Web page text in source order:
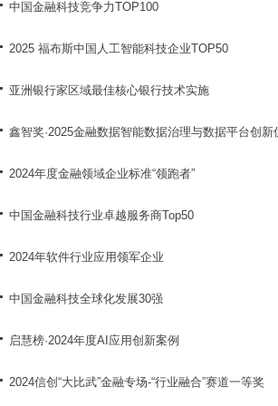
中国金融科技竞争力TOP100
2025 福布斯中国人工智能科技企业TOP50
亚洲银行家区域最佳核心银行技术实施
鑫智奖·2025金融数据智能数据治理与数据平台创新
2024年度金融领域企业标准“领跑者”
中国金融科技行业卓越服务商Top50
2024年软件行业应用领军企业
中国金融科技全球化发展30强
启慧榜·2024年度AI应用创新案例
2024信创“大比武”金融专场-“行业融合”赛道一等奖